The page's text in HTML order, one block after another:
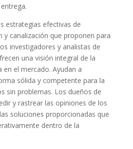
estrategias efectivas de
y canalización que proponen para
investigadores y analistas de
una visión integral de la
el mercado. Ayudan a
sólida y competente para la
sin problemas. Los dueños de
y rastrear las opiniones de los
soluciones proporcionadas que
dentro de la